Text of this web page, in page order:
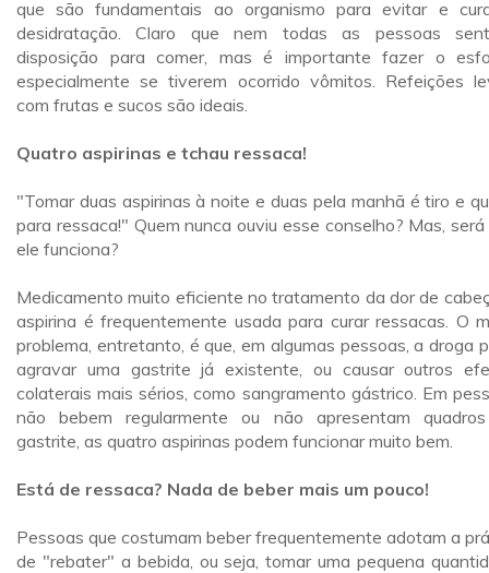
que são fundamentais ao organismo para evitar e
desidratação. Claro que nem todas as pessoas
disposição para comer, mas é importante fazer o
especialmente se tiverem ocorrido vômitos. Refeições
com frutas e sucos são ideais.
Quatro aspirinas e tchau ressaca!
"Tomar duas aspirinas à noite e duas pela manhã é tiro e
para ressaca!" Quem nunca ouviu esse conselho? Mas, será
ele funciona?
Medicamento muito eficiente no tratamento da dor de
aspirina é frequentemente usada para curar ressacas. O
problema, entretanto, é que, em algumas pessoas, a droga
agravar uma gastrite já existente, ou causar outros
colaterais mais sérios, como sangramento gástrico. Em
não bebem regularmente ou não apresentam
gastrite, as quatro aspirinas podem funcionar muito bem.
Está de ressaca? Nada de beber mais um pouco!
Pessoas que costumam beber frequentemente adotam a
de "rebater" a bebida, ou seja, tomar uma pequena